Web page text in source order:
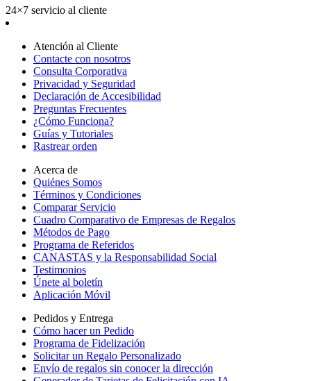
24×7 servicio al cliente
Atención al Cliente
Contacte con nosotros
Consulta Corporativa
Privacidad y Seguridad
Declaración de Accesibilidad
Preguntas Frecuentes
¿Cómo Funciona?
Guías y Tutoriales
Rastrear orden
Acerca de
Quiénes Somos
Términos y Condiciones
Comparar Servicio
Cuadro Comparativo de Empresas de Regalos
Métodos de Pago
Programa de Referidos
CANASTAS y la Responsabilidad Social
Testimonios
Únete al boletín
Aplicación Móvil
Pedidos y Entrega
Cómo hacer un Pedido
Programa de Fidelización
Solicitar un Regalo Personalizado
Envío de regalos sin conocer la dirección